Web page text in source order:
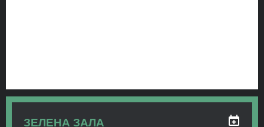
ЗЕЛЕНА ЗАЛА